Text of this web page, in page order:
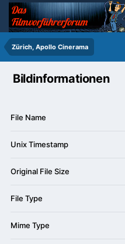
Zürich, Apollo Cinerama
Bildinformationen
File Name
Unix Timestamp
Original File Size
File Type
Mime Type